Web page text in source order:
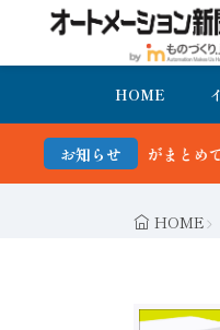
HOME
お知らせ
とめて分かる！オートメー
HOME